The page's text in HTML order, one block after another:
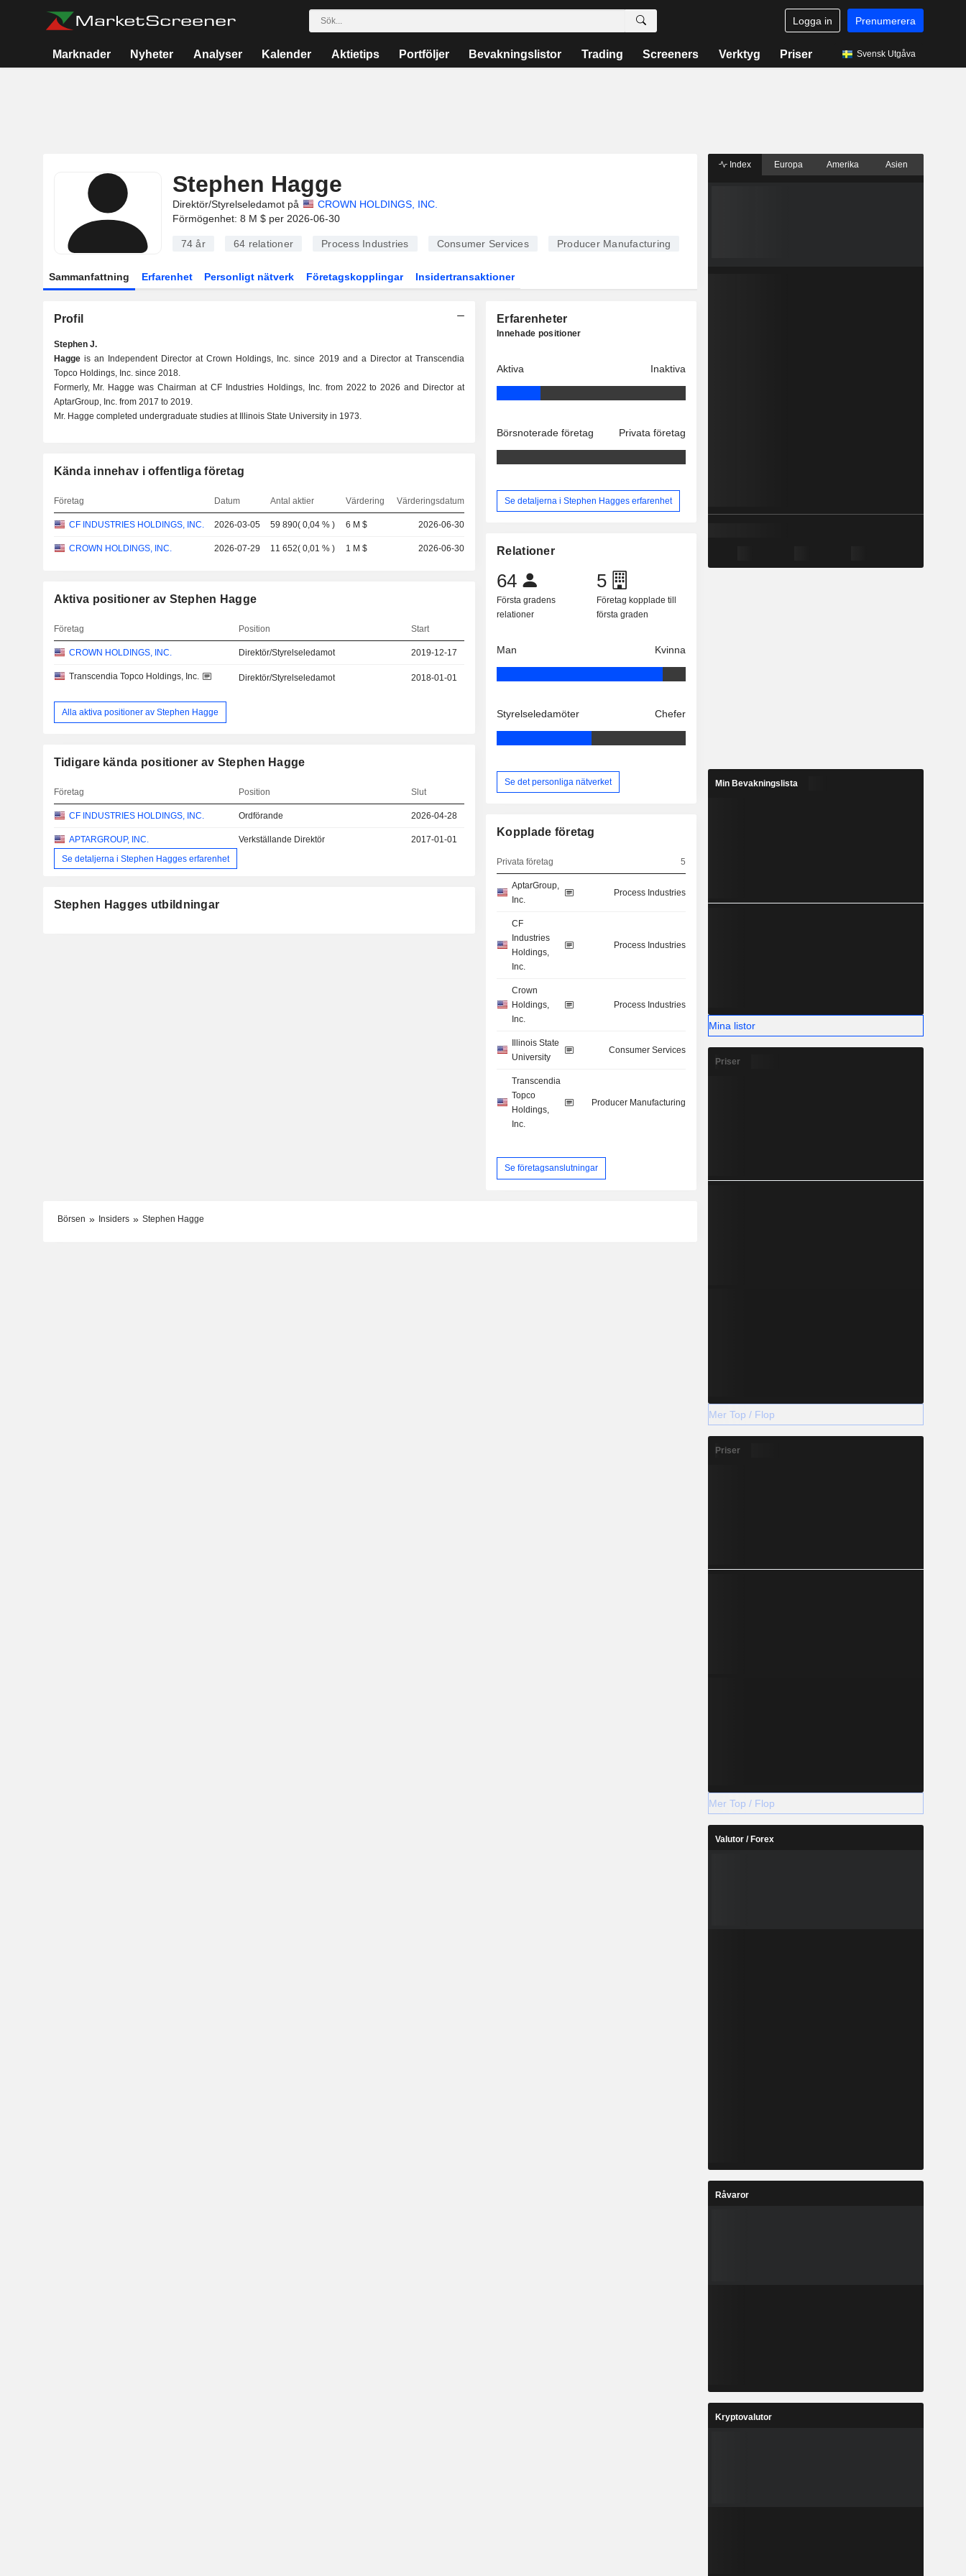
Logga in Prenumerera
Marknader Nyheter Analyser Kalender Aktietips Portföljer Bevakningslistor Trading Screeners Verktyg Priser Svensk Utgåva
Stephen Hagge
Direktör/Styrelseledamot på
CROWN HOLDINGS, INC.
Förmögenhet: 8 M $ per 2026-06-30
74 år 64 relationer Process Industries Consumer Services Producer Manufacturing
Sammanfattning Erfarenhet Personligt nätverk Företagskopplingar Insidertransaktioner
Profil
Stephen J.
Haggeis an Independent Director at Crown Holdings, Inc. since 2019 and a Director at Transcendia
Topco Holdings, Inc. since 2018.
Formerly, Mr. Hagge was Chairman at CF Industries Holdings, Inc. from 2022 to 2026 and Director at
AptarGroup, Inc. from 2017 to 2019.
Mr. Hagge completed undergraduate studies at Illinois State University in 1973.
Kända innehav i offentliga företag
Företag Datum Antal aktier Värdering Värderingsdatum
CF INDUSTRIES HOLDINGS, INC. 2026-03-05 59 890(0,04 % ) 6 M $ 2026-06-30
CROWN HOLDINGS, INC. 2026-07-29 11 652(0,01 % ) 1 M $ 2026-06-30
Aktiva positioner av Stephen Hagge
Företag Position Start
CROWN HOLDINGS, INC. Direktör/Styrelseledamot 2019-12-17
Transcendia Topco Holdings, Inc. Direktör/Styrelseledamot 2018-01-01
Alla aktiva positioner av Stephen Hagge
Tidigare kända positioner av Stephen Hagge
Företag Position Slut
CF INDUSTRIES HOLDINGS, INC. Ordförande 2026-04-28
APTARGROUP, INC. Verkställande Direktör
2017-01-01
Se detaljerna i Stephen Hagges erfarenhet
Stephen Hagges utbildningar
Erfarenheter
Innehade positioner
Aktiva Inaktiva
Börsnoterade företag Privata företag
Se detaljerna i Stephen Hagges erfarenhet
Relationer
64
Första gradens
relationer
5
Företag kopplade till
första graden
Man Kvinna
Styrelseledamöter Chefer
Se det personliga nätverket
Kopplade företag
Privata företag 5
AptarGroup,
Inc.
Process Industries
CF
Industries
Holdings,
Inc.
Process Industries
Crown
Holdings,
Inc.
Process Industries
Illinois State
University
Consumer Services
Transcendia
Topco
Holdings,
Inc.
Producer Manufacturing
Se företagsanslutningar
Börsen Insiders Stephen Hagge
Index Europa Amerika Asien
Min Bevakningslista
Mina listor
Priser
Mer Top / Flop
Priser
Mer Top / Flop
Valutor / Forex
Råvaror
Kryptovalutor